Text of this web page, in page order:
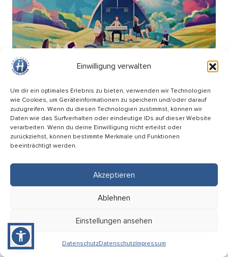
Einwilligung verwalten
Um dir ein optimales Erlebnis zu bieten, verwenden wir Technologien
wie Cookies, um Geräteinformationen zu speichern und/oder darauf
zuzugreifen. Wenn du diesen Technologien zustimmst, können wir
Daten wie das Surfverhalten oder eindeutige IDs auf dieser Website
verarbeiten. Wenn du deine Einwilligung nicht erteilst oder
zurückziehst, können bestimmte Merkmale und Funktionen
beeinträchtigt werden.
Akzeptieren
Ablehnen
Einstellungen ansehen
DatenschutzDatenschutzImpressum
Picknick Konzert – Mitsing-Konzert mit den
HÜ-Arena am Förderturm
Eintritt: Frei